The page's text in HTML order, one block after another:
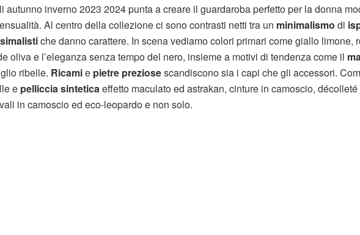
autunno inverno 2023 2024 punta a creare il guardaroba perfetto per la donna
Al centro della collezione ci sono contrasti netti tra un minimalismo di
che danno carattere. In scena vediamo colori primari come giallo limone,
oliva e l’eleganza senza tempo del nero, insieme a motivi di tendenza come il
ribelle. Ricamie pietre preziosescandiscono sia i capi che gli accessori.
e pelliccia sinteticaeffetto maculato ed astrakan, cinture in camoscio,
in camoscio ed eco-leopardo e non solo.